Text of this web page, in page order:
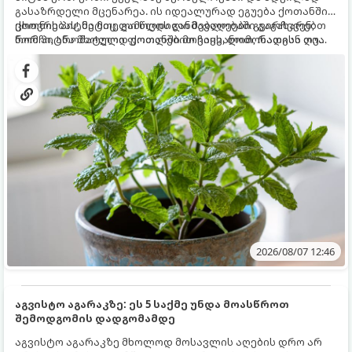
გასაზრდელი მცენარეა. ის იდეალურად ეგუება ქოთანში
ცხოვრებას, მეტიც, გამოცდილი მებაღეები გვირჩევენ,
რომ პიტნა მხოლოდ ქოთანში მოვიყვანოთ, რადგან ღია
გრუნტში (ბაღში) დარგვისას ის ფესვებით ძალიან
სწრაფად ვრცელდება და სხვა მცენარეებს ავიწროებს.
ქოთნის პიტნა მთელი წლის განმავლობაში გაგახარებთ
ნორჩი, არომატული ფოთლებით ჩაის, ლიმონათისა თუ
კერძებისთვის.
2026/08/07 12:46
აგვისტო აგარაკზე: ეს 5 საქმე უნდა მოასწროთ
შემოდგომის დადგომამდე
აგვისტო აგარაკზე მხოლოდ მოსავლის აღების დრო არ